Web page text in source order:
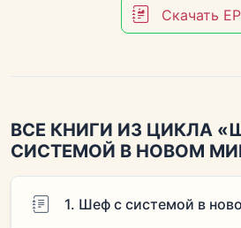
Скачать
ВСЕ КНИГИ ИЗ ЦИКЛА
СИСТЕМОЙ В НОВОМ
1. Шеф с системой в